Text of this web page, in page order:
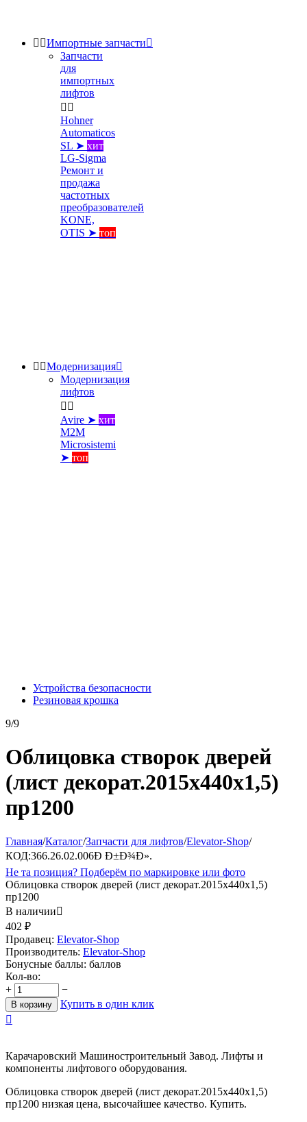
 Импортные запчасти
Запчасти
для
импортных
лифтов
 
Hohner
Automaticos
SL ➤ хит
LG-Sigma
Ремонт и
продажа
частотных
преобразователей
KONE,
OTIS ➤ топ
 Модернизация
Модернизация
лифтов
 
Avire ➤ хит
M2M
Microsistemi
➤ топ
Устройства безопасности
Резиновая крошка
9/9
Облицовка створок дверей
(лист декорат.2015х440х1,5)
пр1200
Главная/Каталог/Запчасти для лифтов/Elevator-Shop/
КОД:366.26.02.006Ð Ð±Ð¾Ð».
Не та позиция? Подберём по маркировке или фото
Облицовка створок дверей (лист декорат.2015х440х1,5)
пр1200
В наличии
402 ₽
Продавец: Elevator-Shop
Производитель: Elevator-Shop
Бонусные баллы: баллов
Кол-во:
+
−
В корзину
Купить в один клик

Карачаровский Машиностроительный Завод. Лифты и
компоненты лифтового оборудования.
Облицовка створок дверей (лист декорат.2015х440х1,5)
пр1200 низкая цена, высочайшее качество. Купить.